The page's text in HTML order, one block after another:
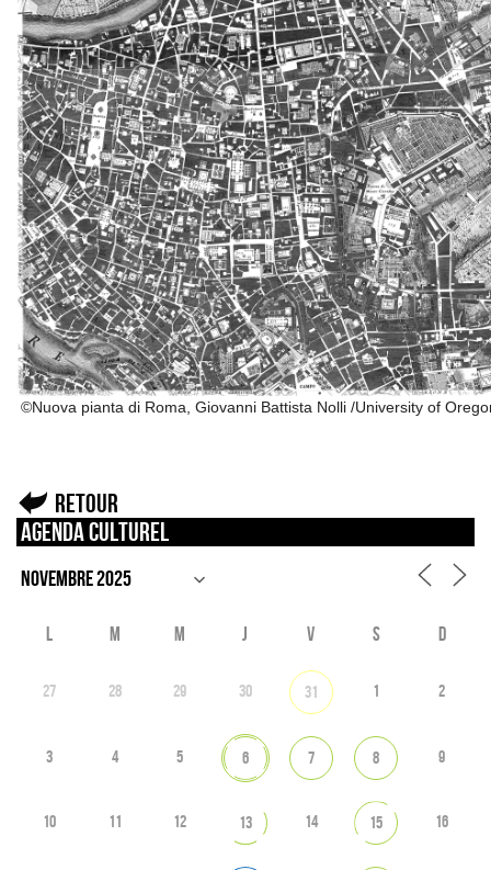
©Nuova pianta di Roma, Giovanni Battista Nolli /University of
Retour
Agenda culturel
L M M J V S D
27 28 29 30 31 1 2
3 4 5 6 7 8 9
10 11 12 13 14 15 16